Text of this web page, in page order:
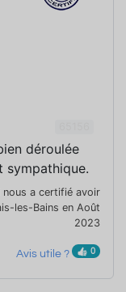
déroulée
sympathique.
a certifié avoir
les-Bains en Août
2023
Avis utile ? 0